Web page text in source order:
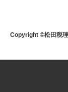
Copyright ©松田税